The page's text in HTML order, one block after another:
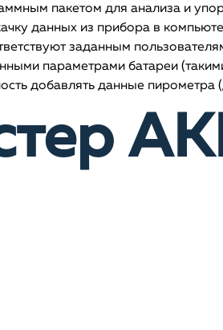
пакетом для анализа и
данных из прибора в
заданным
параметрами батареи
добавлять данные